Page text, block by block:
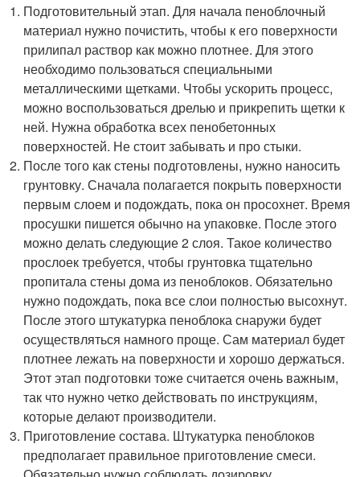
Подготовительный этап. Для начала пеноблочный
материал нужно почистить, чтобы к его поверхности
прилипал раствор как можно плотнее. Для этого
необходимо пользоваться специальными
металлическими щетками. Чтобы ускорить процесс,
можно воспользоваться дрелью и прикрепить щетки к
ней. Нужна обработка всех пенобетонных
поверхностей. Не стоит забывать и про стыки.
После того как стены подготовлены, нужно наносить
грунтовку. Сначала полагается покрыть поверхности
первым слоем и подождать, пока он просохнет. Время
просушки пишется обычно на упаковке. После этого
можно делать следующие 2 слоя. Такое количество
прослоек требуется, чтобы грунтовка тщательно
пропитала стены дома из пеноблоков. Обязательно
нужно подождать, пока все слои полностью высохнут.
После этого штукатурка пеноблока снаружи будет
осуществляться намного проще. Сам материал будет
плотнее лежать на поверхности и хорошо держаться.
Этот этап подготовки тоже считается очень важным,
так что нужно четко действовать по инструкциям,
которые делают производители.
Приготовление состава. Штукатурка пеноблоков
предполагает правильное приготовление смеси.